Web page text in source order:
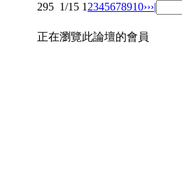
295 1/15 1 2345678910›››|
正在瀏覽此論壇的會員